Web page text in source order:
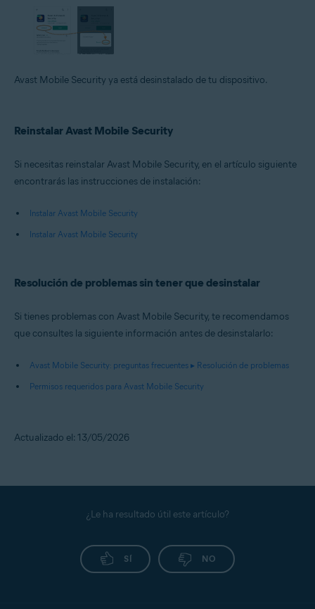
Avast Mobile Security ya está desinstalado de tu dispositivo.
Reinstalar Avast Mobile Security
Si necesitas reinstalar Avast Mobile Security, en el artículo siguiente
encontrarás las instrucciones de instalación:
Instalar Avast Mobile Security
Instalar Avast Mobile Security
Resolución de problemas sin tener que desinstalar
Si tienes problemas con Avast Mobile Security, te recomendamos
que consultes la siguiente información antes de desinstalarlo:
Avast Mobile Security: preguntas frecuentes ▸ Resolución de problemas
Permisos requeridos para Avast Mobile Security
Actualizado el: 13/05/2026
¿Le ha resultado útil este artículo?
SÍ NO